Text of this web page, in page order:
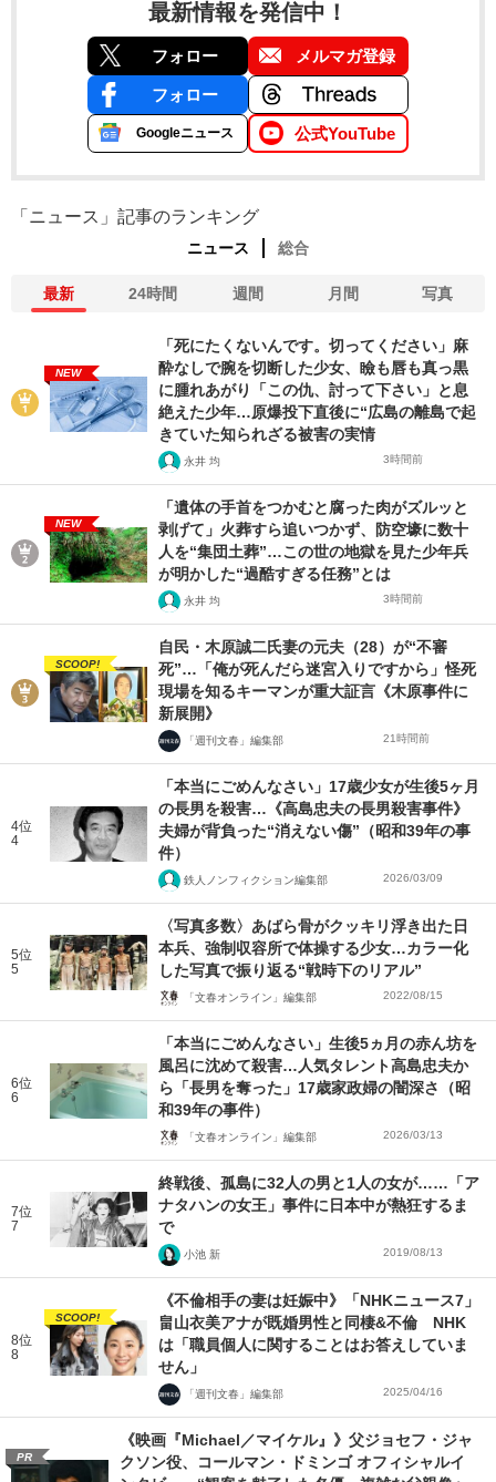
最新情報を発信中！
フォロー メルマガ登録
フォロー
Googleニュース 公式YouTube
「ニュース」記事のランキング
ニュース 総合
最新 24時間 週間 月間 写真
NEW
「死にたくないんです。切ってください」麻
酔なしで腕を切断した少女、瞼も唇も真っ黒
に腫れあがり「この仇、討って下さい」と息
絶えた少年…原爆投下直後に“広島の離島で起
きていた知られざる被害の実情
永井 均 3時間前
NEW
「遺体の手首をつかむと腐った肉がズルッと
剥げて」火葬すら追いつかず、防空壕に数十
人を“集団土葬”…この世の地獄を見た少年兵
が明かした“過酷すぎる任務”とは
永井 均 3時間前
SCOOP!
自民・木原誠二氏妻の元夫（28）が“不審
死”…「俺が死んだら迷宮入りですから」怪死
現場を知るキーマンが重大証言《木原事件に
新展開》
「週刊文春」編集部 21時間前
4位
4
「本当にごめんなさい」17歳少女が生後5ヶ月
の長男を殺害…《高島忠夫の長男殺害事件》
夫婦が背負った“消えない傷”（昭和39年の事
件）
鉄人ノンフィクション編集部 2026/03/09
5位
5
〈写真多数〉あばら骨がクッキリ浮き出た日
本兵、強制収容所で体操する少女…カラー化
した写真で振り返る“戦時下のリアル”
「文春オンライン」編集部 2022/08/15
6位
6
「本当にごめんなさい」生後5ヵ月の赤ん坊を
風呂に沈めて殺害…人気タレント高島忠夫か
ら「長男を奪った」17歳家政婦の闇深さ（昭
和39年の事件）
「文春オンライン」編集部 2026/03/13
7位
7
終戦後、孤島に32人の男と1人の女が……「ア
ナタハンの女王」事件に日本中が熱狂するま
で
小池 新 2019/08/13
8位
8
SCOOP!
《不倫相手の妻は妊娠中》「NHKニュース7」
畠山衣美アナが既婚男性と同棲&不倫 NHK
は「職員個人に関することはお答えしていま
せん」
「週刊文春」編集部 2025/04/16
PR
《映画『Michael／マイケル』》父ジョセフ・ジャ
クソン役、コールマン・ドミンゴ オフィシャルイ